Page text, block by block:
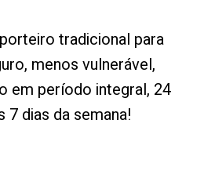
tradicional para
menos vulnerável,
em período integral, 24
7 dias da semana!